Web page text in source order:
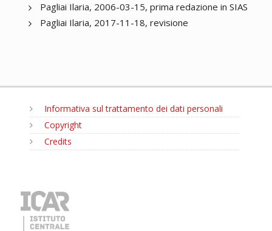
Pagliai Ilaria, 2006-03-15, prima redazione in SIAS
Pagliai Ilaria, 2017-11-18, revisione
Informativa sul trattamento dei dati personali
Copyright
Credits